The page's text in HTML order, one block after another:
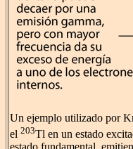
Un ejemplo utilizado por
el 203Tl en un estado
estado fundamental,